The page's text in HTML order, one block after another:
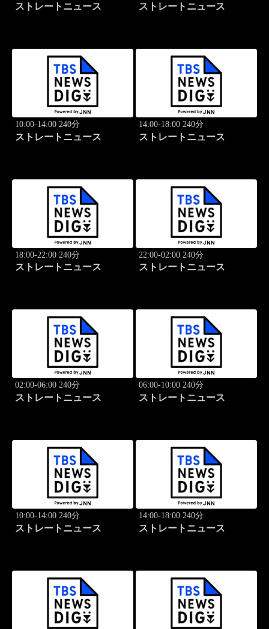
ストレートニュース ストレートニュース
10:00-14:00 240分
ストレートニュース
14:00-18:00 240分
ストレートニュース
18:00-22:00 240分
ストレートニュース
22:00-02:00 240分
ストレートニュース
02:00-06:00 240分
ストレートニュース
06:00-10:00 240分
ストレートニュース
10:00-14:00 240分
ストレートニュース
14:00-18:00 240分
ストレートニュース